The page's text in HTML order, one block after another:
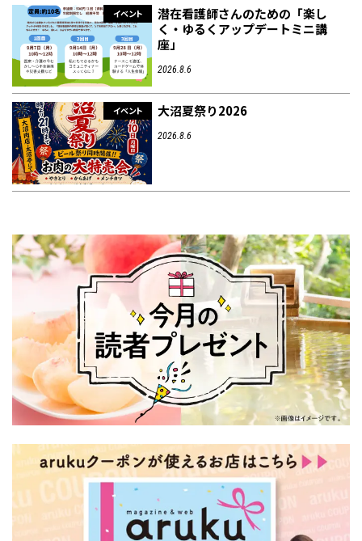
イベント
潜在看護師さんのための「楽し
く・ゆるくアップデートミニ講
座」
2026.8.6
イベント 大沼夏祭り2026
2026.8.6